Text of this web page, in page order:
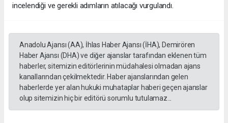
incelendiği ve gerekli adımların atılacağı vurgulandı.
Anadolu Ajansı (AA), İhlas Haber Ajansı (İHA), Demirören
Haber Ajansı (DHA) ve diğer ajanslar tarafından eklenen tüm
haberler, sitemizin editörlerinin müdahalesi olmadan ajans
kanallarından çekilmektedir. Haber ajanslarından gelen
haberlerde yer alan hukuki muhataplar haberi geçen ajanslar
olup sitemizin hiç bir editörü sorumlu tutulamaz...